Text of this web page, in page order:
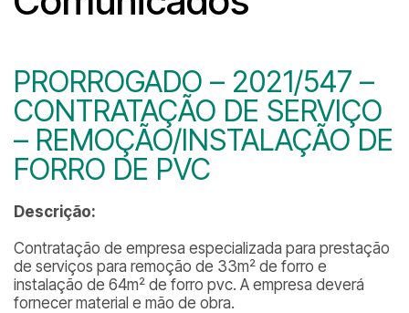
PRORROGADO – 2021/547 –
CONTRATAÇÃO DE SERVIÇO
– REMOÇÃO/INSTALAÇÃO DE
FORRO DE PVC
Descrição:
Contratação de empresa especializada para prestação
de serviços para remoção de 33m² de forro e
instalação de 64m² de forro pvc. A empresa deverá
fornecer material e mão de obra.